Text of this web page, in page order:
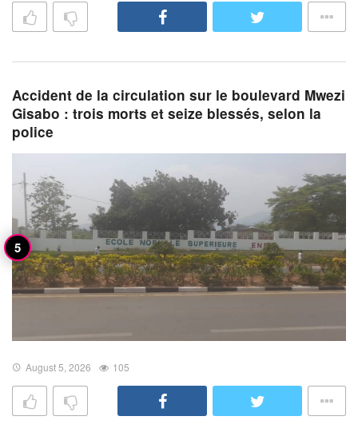
Accident de la circulation sur le boulevard Mwezi
Gisabo : trois morts et seize blessés, selon la
police
August 5, 2026 105